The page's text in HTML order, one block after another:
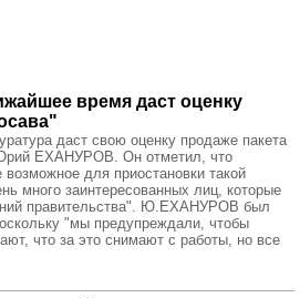
время даст оценку
даст свою оценку продаже пакета
ЕХАНУРОВ. Он отметил, что
для приостановки такой
много заинтересованных лиц, которые
правительства". Ю.ЕХАНУРОВ был
"мы предупреждали, чтобы
что за это снимают с работы, но все